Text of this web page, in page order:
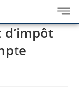
d’impôt